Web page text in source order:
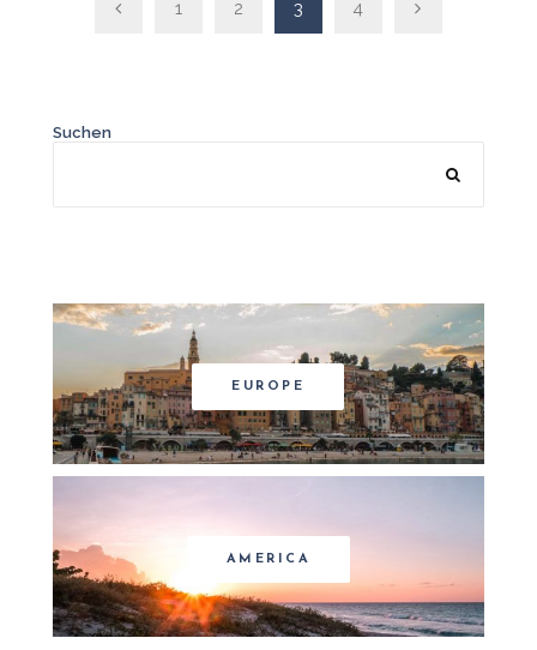
Seitennummerierung
1 2 3 4
Suchen
EUROPE
AMERICA